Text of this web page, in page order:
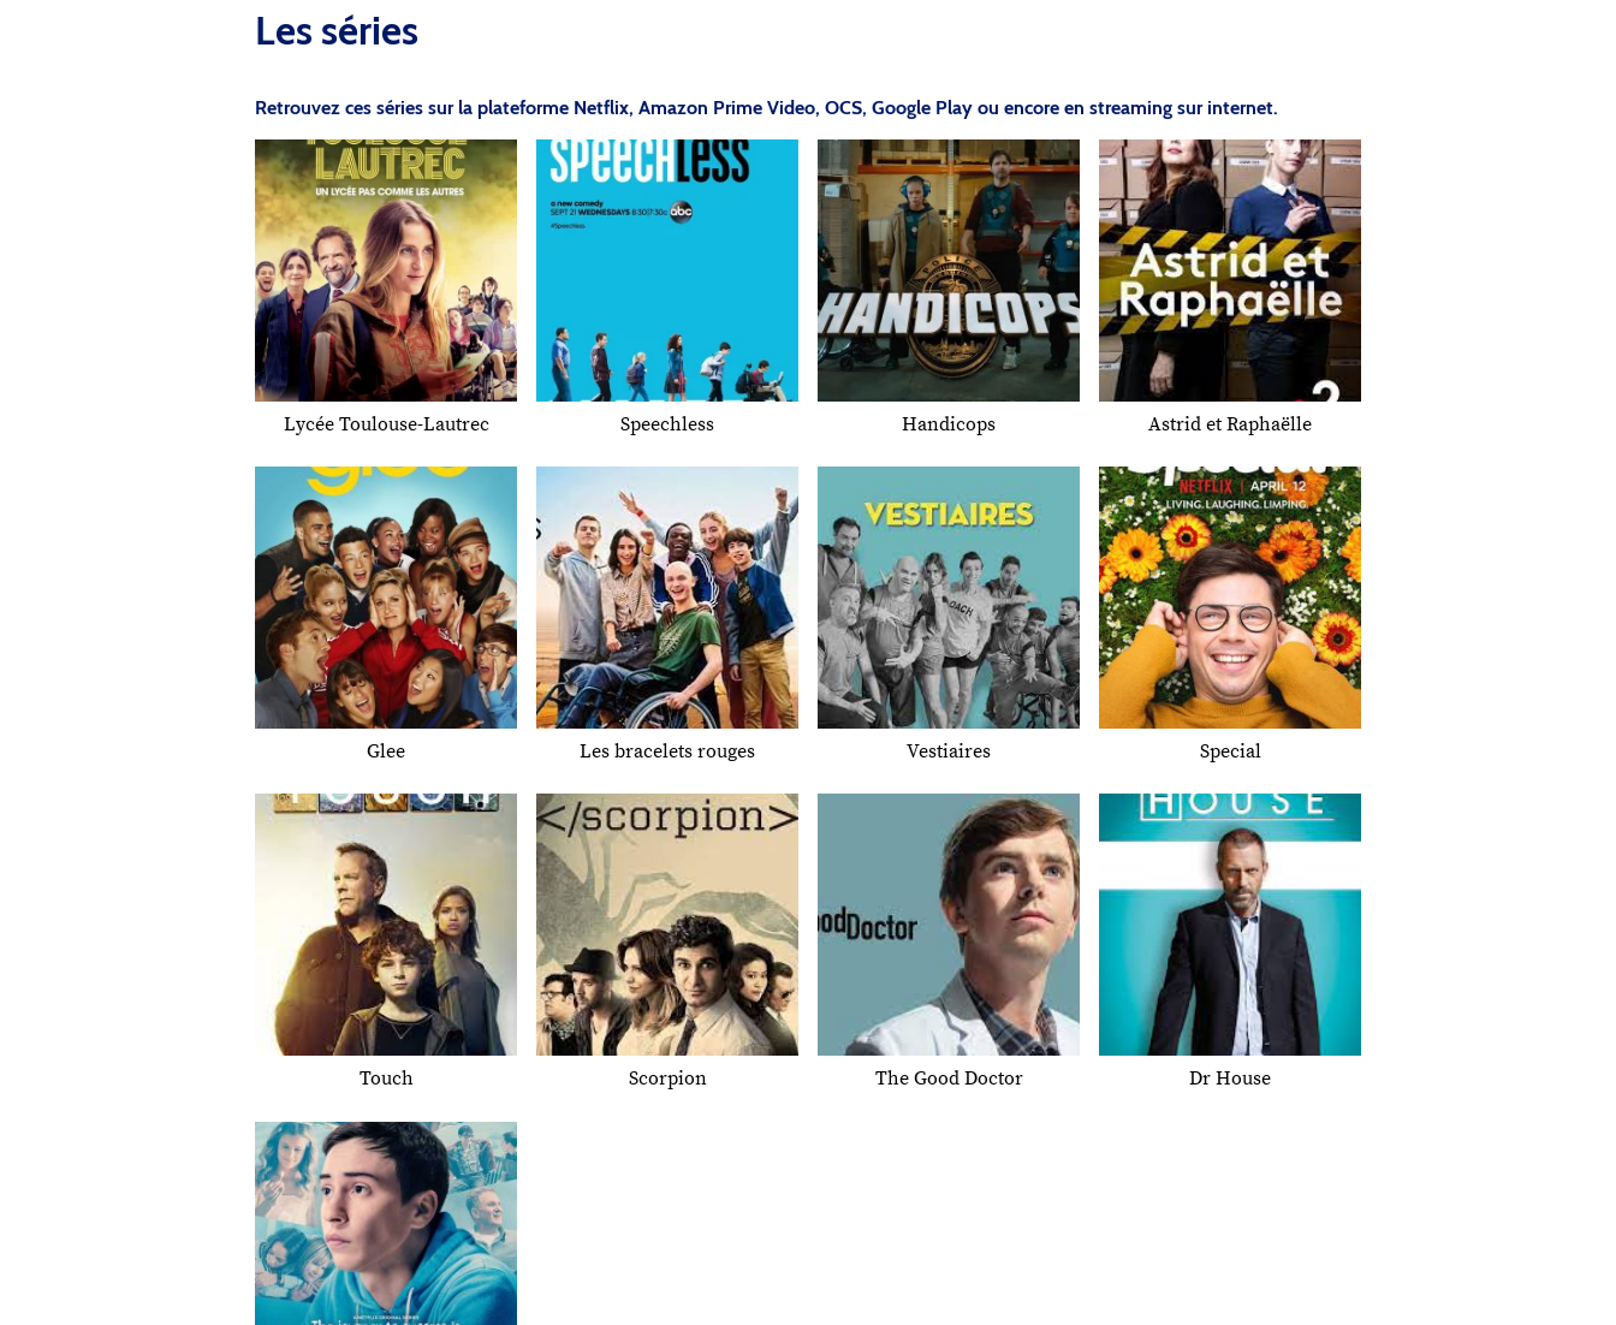
Les séries
Retrouvez ces séries sur la plateforme Netflix, Amazon Prime Video, OCS, Google Play ou encore en streaming sur internet.
Lycée Toulouse-Lautrec Speechless Handicops Astrid et Raphaëlle
Glee Les bracelets rouges Vestiaires Special
Touch Scorpion The Good Doctor Dr House